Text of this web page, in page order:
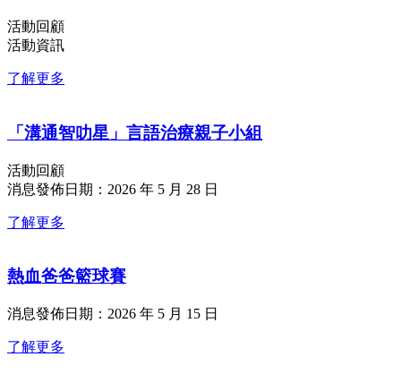
活動回顧
活動資訊
了解更多
「溝通智叻星」言語治療親子小組
活動回顧
消息發佈日期：2026 年 5 月 28 日
了解更多
熱血爸爸籃球賽
消息發佈日期：2026 年 5 月 15 日
了解更多